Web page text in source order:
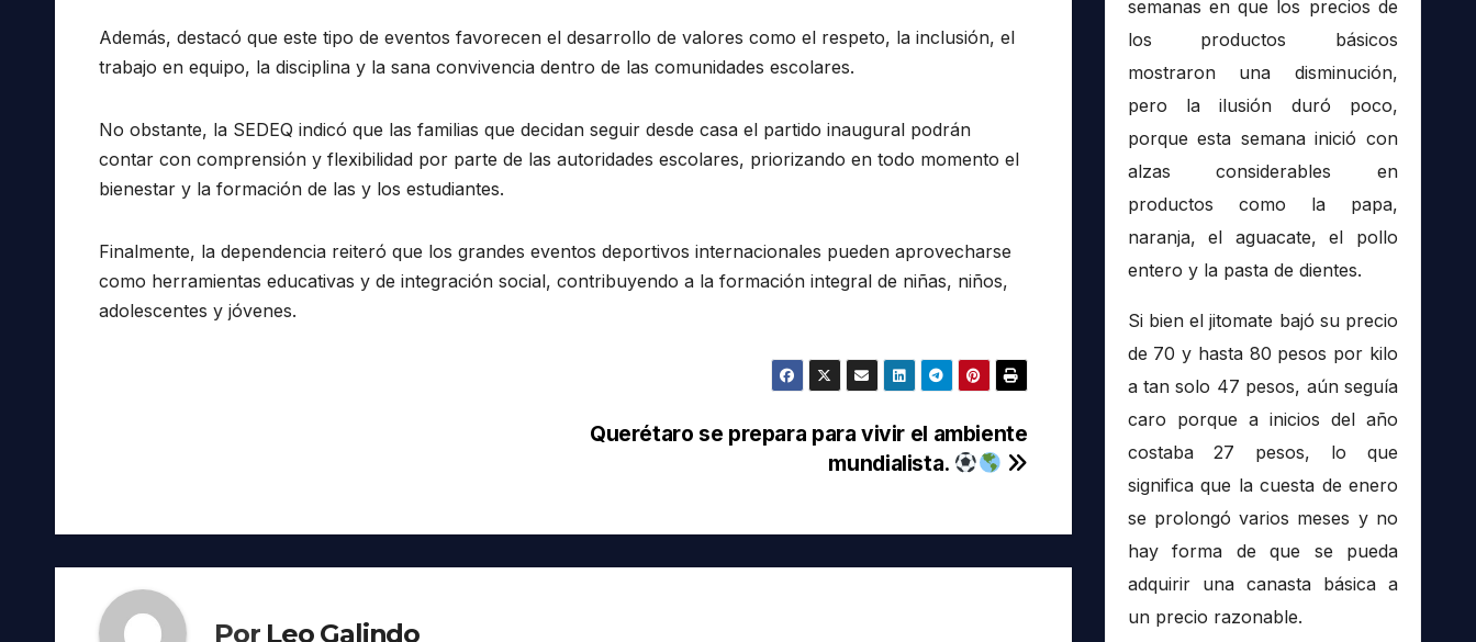
Además, destacó que este tipo de eventos favorecen el desarrollo de valores como el respeto, la inclusión, el
trabajo en equipo, la disciplina y la sana convivencia dentro de las comunidades escolares.
No obstante, la SEDEQ indicó que las familias que decidan seguir desde casa el partido inaugural podrán
contar con comprensión y flexibilidad por parte de las autoridades escolares, priorizando en todo momento el
bienestar y la formación de las y los estudiantes.
Finalmente, la dependencia reiteró que los grandes eventos deportivos internacionales pueden aprovecharse
como herramientas educativas y de integración social, contribuyendo a la formación integral de niñas, niños,
adolescentes y jóvenes.
entradas
Querétaro se prepara para vivir el ambiente
mundialista.
Por Leo Galindo
semanas en que los precios de
los productos básicos
mostraron una disminución,
pero la ilusión duró poco,
porque esta semana inició con
alzas considerables en
productos como la papa,
naranja, el aguacate, el pollo
entero y la pasta de dientes.
Si bien el jitomate bajó su precio
de 70 y hasta 80 pesos por kilo
a tan solo 47 pesos, aún seguía
caro porque a inicios del año
costaba 27 pesos, lo que
significa que la cuesta de enero
se prolongó varios meses y no
hay forma de que se pueda
adquirir una canasta básica a
un precio razonable.